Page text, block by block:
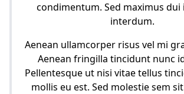
condimentum. Sed maximus
interdum.
Aenean ullamcorper risus vel mi
Aenean fringilla tincidunt nunc
Pellentesque ut nisi vitae tellus
mollis eu est. Sed molestie sem